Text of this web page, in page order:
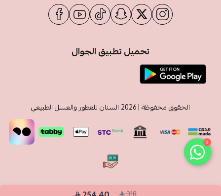
تحميل تطبيق الجوال
الحقوق محفوظة | 2026 السنان للعطور والعسل الطبيعي
1